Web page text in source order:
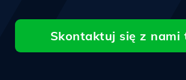
Skontaktuj się z nami